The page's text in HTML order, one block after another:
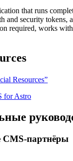
that runs
and security tokens,
required, works
Resources”
for Astro
CMS-партнёры